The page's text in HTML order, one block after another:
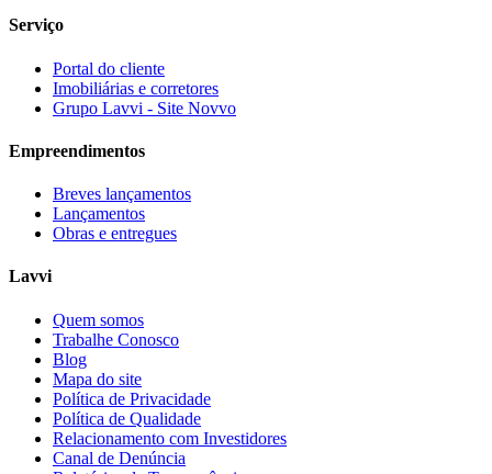
Serviço
Portal do cliente
Imobiliárias e corretores
Grupo Lavvi - Site Novvo
Empreendimentos
Breves lançamentos
Lançamentos
Obras e entregues
Lavvi
Quem somos
Trabalhe Conosco
Blog
Mapa do site
Política de Privacidade
Política de Qualidade
Relacionamento com Investidores
Canal de Denúncia